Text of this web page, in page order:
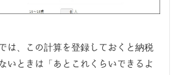
は、この計算を登録しておくと納税
いときは「あとこれくらいできるよ